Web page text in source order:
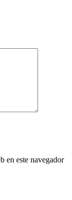
en este navegador